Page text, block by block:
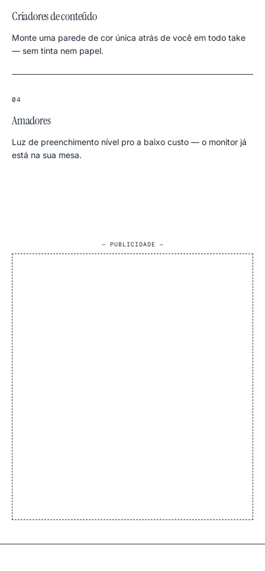
Criadores de conteúdo
Monte uma parede de cor única atrás de você em todo take
— sem tinta nem papel.
04
Amadores
Luz de preenchimento nível pro a baixo custo — o monitor já
está na sua mesa.
— PUBLICIDADE —